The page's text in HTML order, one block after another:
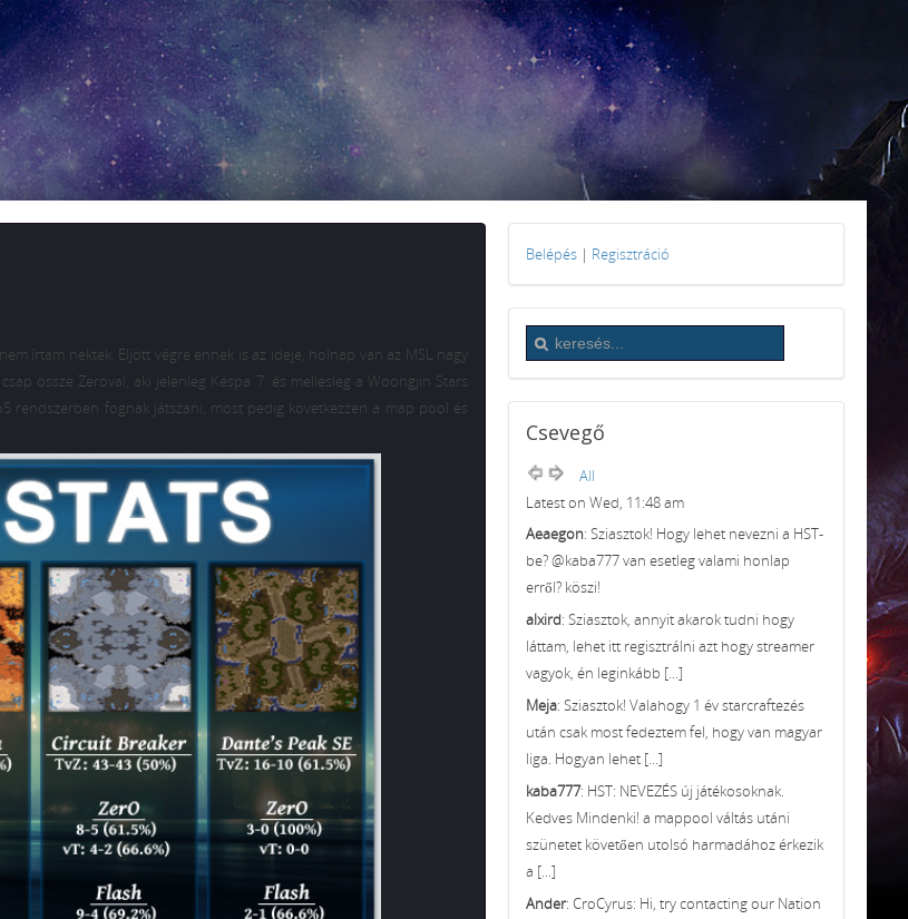
írtam nektek. Eljött végre ennek is az ideje, holnap van az MSL nagy
össze Zeroval, aki jelenleg Kespa 7. és mellesleg a Woongjin Stars
rendszerben fognak játszani, most pedig következzen a map pool és
Belépés | Regisztráció
Csevegő
All
Latest on Wed, 11:48 am
Aeaegon: Sziasztok! Hogy lehet nevezni a HST-
be? @kaba777 van esetleg valami honlap
erről? köszi!
alxird: Sziasztok, annyit akarok tudni hogy
láttam, lehet itt regisztrálni azt hogy streamer
vagyok, én leginkább [...]
Meja: Sziasztok! Valahogy 1 év starcraftezés
után csak most fedeztem fel, hogy van magyar
liga. Hogyan lehet [...]
kaba777: HST: NEVEZÉS új játékosoknak.
Kedves Mindenki! a mappool váltás utáni
szünetet követően utolsó harmadához érkezik
a [...]
Ander: CroCyrus: Hi, try contacting our Nation